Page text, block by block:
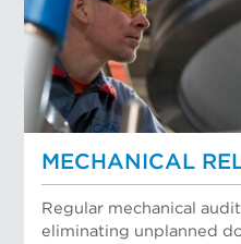
MECHANICAL
Regular mechanical
eliminating unplanned